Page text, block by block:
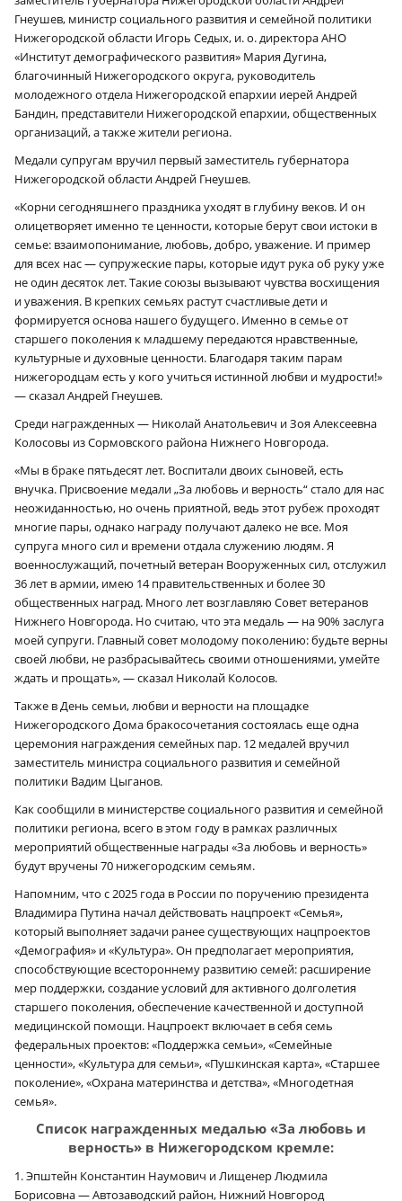
Гнеушев, министр социального развития и семейной политики
Нижегородской области Игорь Седых, и. о. директора АНО
«Институт демографического развития» Мария Дугина,
благочинный Нижегородского округа, руководитель
молодежного отдела Нижегородской епархии иерей Андрей
Бандин, представители Нижегородской епархии, общественных
организаций, а также жители региона.
Медали супругам вручил первый заместитель губернатора
Нижегородской области Андрей Гнеушев.
«Корни сегодняшнего праздника уходят в глубину веков. И он
олицетворяет именно те ценности, которые берут свои истоки в
семье: взаимопонимание, любовь, добро, уважение. И пример
для всех нас — супружеские пары, которые идут рука об руку уже
не один десяток лет. Такие союзы вызывают чувства восхищения
и уважения. В крепких семьях растут счастливые дети и
формируется основа нашего будущего. Именно в семье от
старшего поколения к младшему передаются нравственные,
культурные и духовные ценности. Благодаря таким парам
нижегородцам есть у кого учиться истинной любви и мудрости!»
— сказал Андрей Гнеушев.
Среди награжденных — Николай Анатольевич и Зоя Алексеевна
Колосовы из Сормовского района Нижнего Новгорода.
«Мы в браке пятьдесят лет. Воспитали двоих сыновей, есть
внучка. Присвоение медали „За любовь и верность“ стало для нас
неожиданностью, но очень приятной, ведь этот рубеж проходят
многие пары, однако награду получают далеко не все. Моя
супруга много сил и времени отдала служению людям. Я
военнослужащий, почетный ветеран Вооруженных сил, отслужил
36 лет в армии, имею 14 правительственных и более 30
общественных наград. Много лет возглавляю Совет ветеранов
Нижнего Новгорода. Но считаю, что эта медаль — на 90% заслуга
моей супруги. Главный совет молодому поколению: будьте верны
своей любви, не разбрасывайтесь своими отношениями, умейте
ждать и прощать», — сказал Николай Колосов.
Также в День семьи, любви и верности на площадке
Нижегородского Дома бракосочетания состоялась еще одна
церемония награждения семейных пар. 12 медалей вручил
заместитель министра социального развития и семейной
политики Вадим Цыганов.
Как сообщили в министерстве социального развития и семейной
политики региона, всего в этом году в рамках различных
мероприятий общественные награды «За любовь и верность»
будут вручены 70 нижегородским семьям.
Напомним, что с 2025 года в России по поручению президента
Владимира Путина начал действовать нацпроект «Семья»,
который выполняет задачи ранее существующих нацпроектов
«Демография» и «Культура». Он предполагает мероприятия,
способствующие всестороннему развитию семей: расширение
мер поддержки, создание условий для активного долголетия
старшего поколения, обеспечение качественной и доступной
медицинской помощи. Нацпроект включает в себя семь
федеральных проектов: «Поддержка семьи», «Семейные
ценности», «Культура для семьи», «Пушкинская карта», «Старшее
поколение», «Охрана материнства и детства», «Многодетная
семья».
Список награжденных медалью «За любовь и
верность» в Нижегородском кремле:
1. Эпштейн Константин Наумович и Лищенер Людмила
Борисовна — Автозаводский район, Нижний Новгород